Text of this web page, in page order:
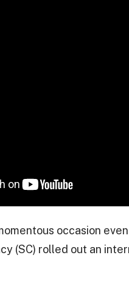
occasion
(SC) rolled out an